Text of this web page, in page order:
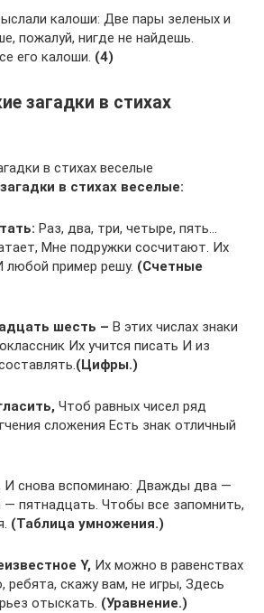
калоши: Две пары зеленых и
пожалуй, нигде не найдешь.
его калоши. (4)
загадки в стихах
в стихах веселые
в стихах веселые:
Раз, два, три, четыре, пять…
Мне подружки сосчитают. Их
любой пример решу. (Счетные
шесть – В этих числах знаки
Их учится писать И из
(Цифры.)
Чтоб равных чисел ряд
сложения Есть знак отличный
И снова вспоминаю: Дважды два —
пятнадцать. Чтобы все запомнить,
(Таблица умножения.)
Y, Их можно в равенствах
ребята, скажу вам, не игры, Здесь
отыскать. (Уравнение.)